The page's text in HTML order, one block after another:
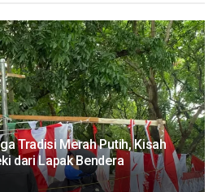
Tradisi Merah Putih, Kisah
dari Lapak Bendera